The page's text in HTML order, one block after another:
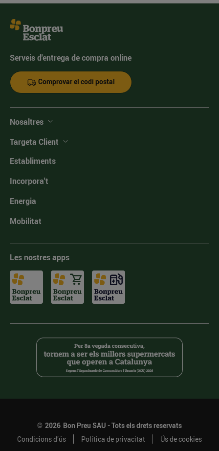
Serveis d'entrega de compra online
Comprovar el codi postal
Nosaltres
Targeta Client
Establiments
Incorpora't
Energia
Mobilitat
Les nostres apps
© 2026 Bon Preu SAU - Tots els drets reservats
Condicions d’ús
Política de privacitat Ús de cookies